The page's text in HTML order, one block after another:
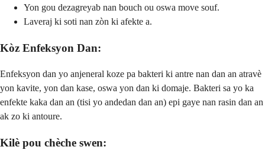
Yon gou dezagreyab nan bouch ou oswa move souf.
Laveraj ki soti nan zòn ki afekte a.
Kòz Enfeksyon Dan:
Enfeksyon dan yo anjeneral koze pa bakteri ki antre nan dan an atravè
yon kavite, yon dan kase, oswa yon dan ki domaje. Bakteri sa yo ka
enfekte kaka dan an (tisi yo andedan dan an) epi gaye nan rasin dan an
ak zo ki antoure.
Kilè pou chèche swen: